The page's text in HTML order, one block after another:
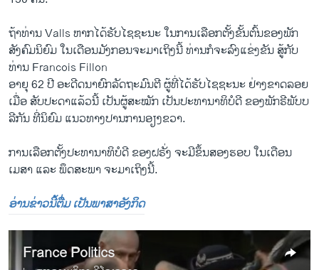
ຖ້າທ່ານ Valls ຫາກໄດ້ຮັບໄຊຊະນະ ໃນການເລືອກຕັ້ງຂັ້ນຕົ້ນຂອງພັກ
ສັງຄົມນິຍົມ​ ໃນເດືອນມັງກອນຈະມາເຖິງນີ້ ທ່ານກໍຈະລົງແຂ່ງຂັນ ສູ້ກັບ
ທ່ານ Francois Fillon
ອາຍຸ 62 ປີ ອະດີດນາຍົກລັດຖະມົນຕີ ຜູ້ທີ່ໄດ້ຮັບໄຊຊະນະ ຢ່າງຂາດລອຍ
ເມື່ອ ສັບປະດາແລ້ວນີ້ ເປັນຜູ້ສະໝັກ ເປັນປະທານາທິບໍດີ ຂອງພັກຣີພັບບ
ລີກັນ ທີ່ນິຍົມ ແນວທາງປານການອຽງຂວາ.
ການເລືອກຕັ້ງປະທານາທິບໍດີ ຂອງຝຣັ່ງ ຈະມີຂຶ້ນສອງ​ຮອບ ໃນເດືອນ
ເມສາ ແລະ ພຶດສະພາ ຈະມາເຖິງນີ້.
ອ່ານຂ່າວນີ້ຕື່ມ ເປັນພາສາອັງກິດ
France Politics